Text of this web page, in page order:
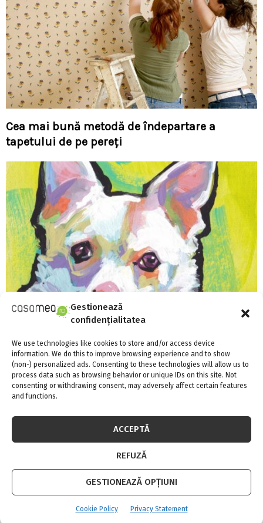
Gestionează
confidențialitatea
We use technologies like cookies to store and/or access device
information. We do this to improve browsing experience and to show
(non-) personalized ads. Consenting to these technologies will allow us to
process data such as browsing behavior or unique IDs on this site. Not
consenting or withdrawing consent, may adversely affect certain features
and functions.
ACCEPTĂ
REFUZĂ
GESTIONEAZĂ OPȚIUNI
Cookie Policy Privacy Statement
Cea mai bună metodă de îndepartare a
tapetului de pe pereți
Transformă-ți locuința într-o galerie de artă
cu Pictura pe Numere
SOCIAL MEDIA